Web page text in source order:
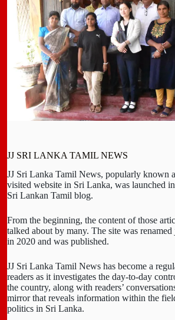
JJ SRI LANKA TAMIL NEWS
JJ Sri Lanka Tamil News, popularly known
visited website in Sri Lanka, was launched
Sri Lankan Tamil blog.
From the beginning, the content of those
talked about by many. The site was
in 2020 and was published.
JJ Sri Lanka Tamil News has become a
readers as it investigates the day-to-day
the country, along with readers’
mirror that reveals information within the
politics in Sri Lanka.